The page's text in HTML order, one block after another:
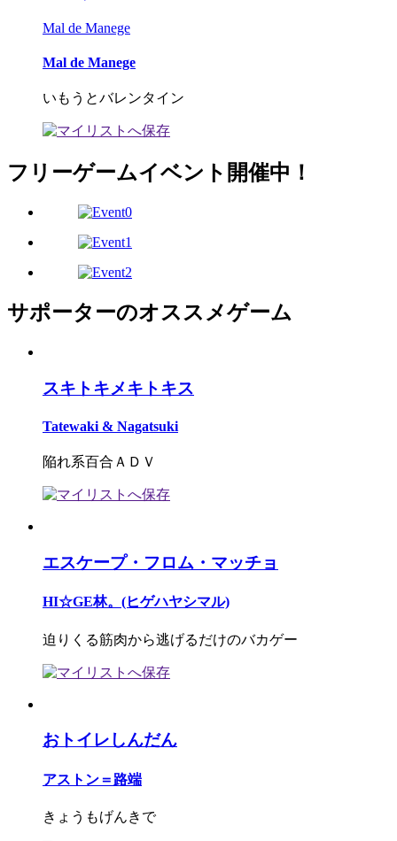
Mal de Manege
Mal de Manege
いもうとバレンタイン
フリーゲームイベント開催中！
サポーターのオススメゲーム
スキトキメキトキス
Tatewaki & Nagatsuki
陥れ系百合ＡＤＶ
エスケープ・フロム・マッチョ
HI☆GE林。(ヒゲハヤシマル)
迫りくる筋肉から逃げるだけのバカゲー
おトイレしんだん
アストン＝路端
きょうもげんきで